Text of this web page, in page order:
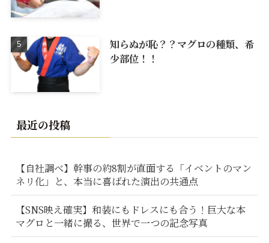
知らぬが恥？？マグロの種類、希
少部位！！
最近の投稿
【自社調べ】幹事の約8割が直面する「イベントのマン
ネリ化」と、本当に喜ばれた演出の共通点
【SNS映え確実】和装にもドレスにも合う！巨大な本
マグロと一緒に撮る、世界で一つの記念写真